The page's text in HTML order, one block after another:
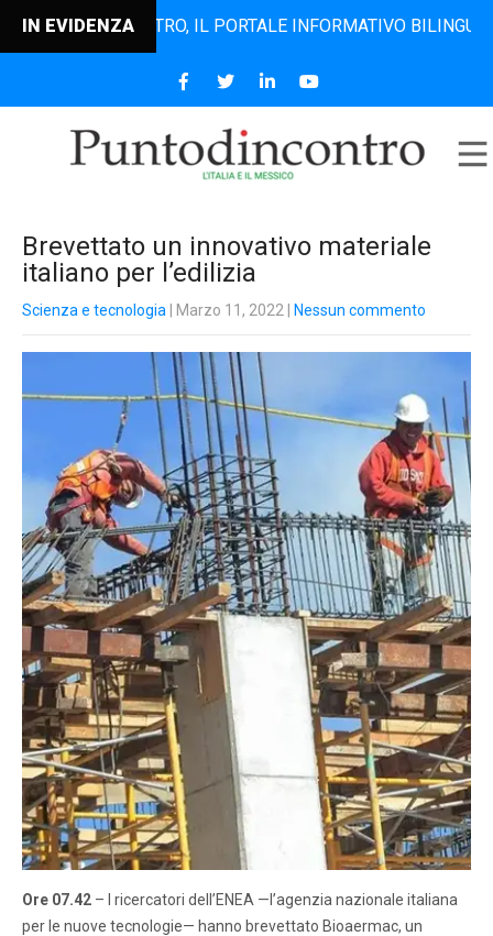
IN EVIDENZA IL PORTALE INFORMATIVO BILINGUE
Brevettato un innovativo materiale
italiano per l’edilizia
Scienza e tecnologia | Marzo 11, 2022 Nessun commento
Ore 07.42 – I ricercatori dell’ENEA —l’agenzia nazionale italiana
per le nuove tecnologie— hanno brevettato Bioaermac, un